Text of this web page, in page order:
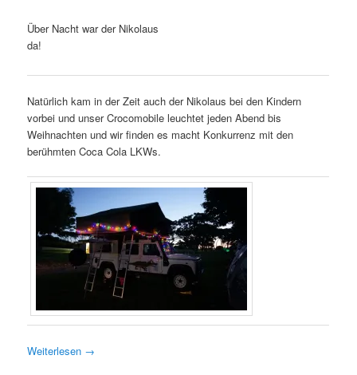
Über Nacht war der Nikolaus
da!
Natürlich kam in der Zeit auch der Nikolaus bei den Kindern
vorbei und unser Crocomobile leuchtet jeden Abend bis
Weihnachten und wir finden es macht Konkurrenz mit den
berühmten Coca Cola LKWs.
Weiterlesen →